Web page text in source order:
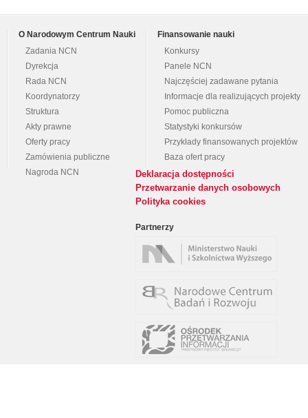
O Narodowym Centrum Nauki
Zadania NCN
Dyrekcja
Rada NCN
Koordynatorzy
Struktura
Akty prawne
Oferty pracy
Zamówienia publiczne
Nagroda NCN
Finansowanie nauki
Konkursy
Panele NCN
Najczęściej zadawane pytania
Informacje dla realizujących projekty
Pomoc publiczna
Statystyki konkursów
Przykłady finansowanych projektów
Baza ofert pracy
Deklaracja dostępności
Przetwarzanie danych osobowych
Polityka cookies
Partnerzy